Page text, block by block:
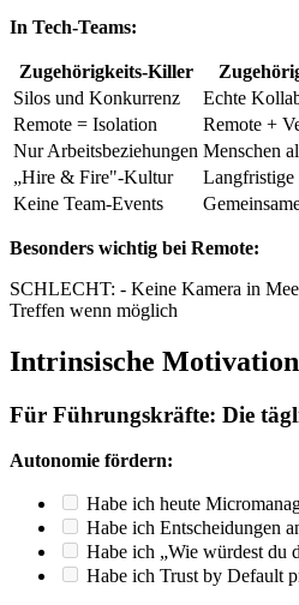
In Tech-Teams:
Zugehörigkeits-Killer
Silos und Konkurrenz
Echte
Remote = Isolation
Remote +
Nur Arbeitsbeziehungen Menschen
„Hire & Fire"-Kultur
Langfristige
Keine Team-Events
Besonders wichtig bei Remote:
SCHLECHT: - Keine Kamera in
Treffen wenn möglich
Intrinsische
Für Führungskräfte: Die
Autonomie fördern:
Habe ich heute
Habe ich Entscheidungen
Habe ich „Wie würdest du
Habe ich Trust by Default